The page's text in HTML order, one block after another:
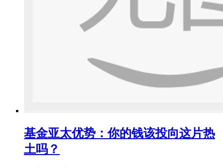
基金亚太优势：你的钱该投向这片热
土吗？